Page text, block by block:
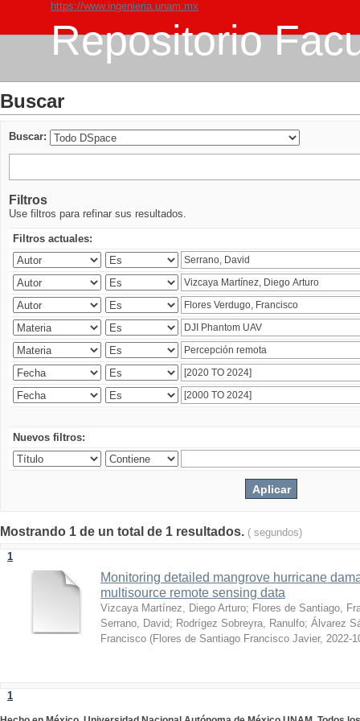
https://www.ingenieria.unam.mx
Repositorio
Buscar
Buscar:
Filtros
Use filtros para refinar sus resultados.
Filtros actuales:
Nuevos filtros:
Mostrando 1 de un total de 1 resultados. ( segundos)
1
Monitoring detailed mangrove hurricane
multisource remote sensing data
Vizcaya Martínez, Diego Arturo; Flores de Santiago,
Serrano, David; Rodrígez Sobreyra, Ranulfo; Álvarez
Francisco (Flores de Santiago Francisco Javier, 2022-
1